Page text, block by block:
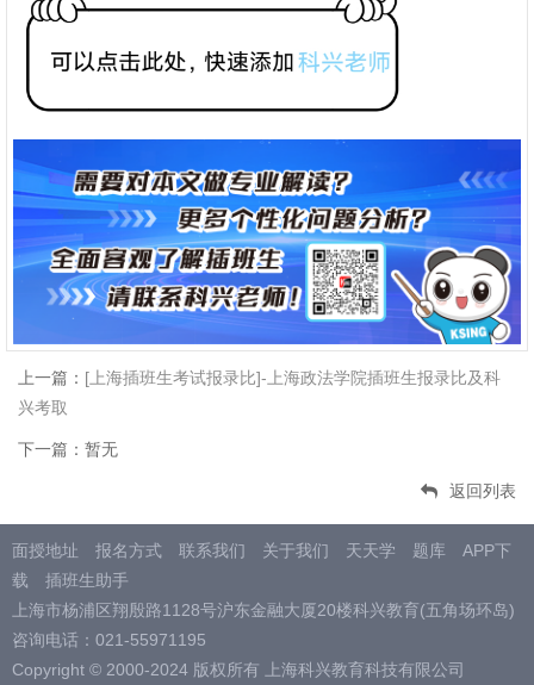
上一篇： [上海插班生考试报录比]-上海政法学院插班生报录比及科
兴考取
下一篇：暂无
返回列表
面授地址 报名方式 联系我们 关于我们 天天学 题库
APP下
载
插班生助手
上海市杨浦区翔殷路1128号沪东金融大厦20楼科兴教育(五角场环岛)
咨询电话：021-55971195
Copyright © 2000-2024 版权所有 上海科兴教育科技有限公司